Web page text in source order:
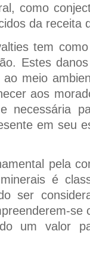
como
da receita
tem
Estes
meio
aos
necessária
em seu
pela
é
ser
se
um valor